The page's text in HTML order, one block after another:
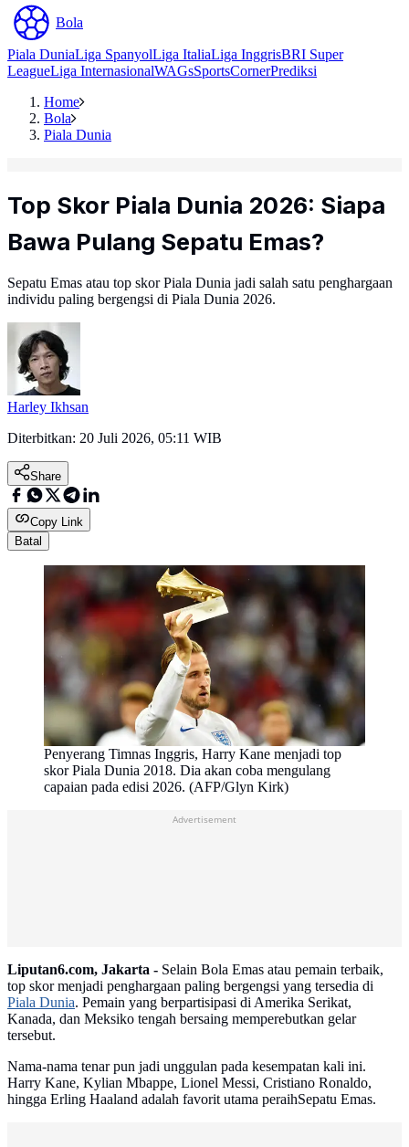
Bola
Piala DuniaLiga SpanyolLiga ItaliaLiga InggrisBRI Super
LeagueLiga InternasionalWAGsSportsCornerPrediksi
Home
Bola
Piala Dunia
Top Skor Piala Dunia 2026: Siapa
Bawa Pulang Sepatu Emas?
Sepatu Emas atau top skor Piala Dunia jadi salah satu penghargaan
individu paling bergengsi di Piala Dunia 2026.
Harley Ikhsan
Diterbitkan: 20 Juli 2026, 05:11 WIB
Share
Copy Link
Batal
Penyerang Timnas Inggris, Harry Kane menjadi top
skor Piala Dunia 2018. Dia akan coba mengulang
capaian pada edisi 2026. (AFP/Glyn Kirk)
Advertisement
Liputan6.com, Jakarta - Selain Bola Emas atau pemain terbaik,
top skor menjadi penghargaan paling bergengsi yang tersedia di
Piala Dunia. Pemain yang berpartisipasi di Amerika Serikat,
Kanada, dan Meksiko tengah bersaing memperebutkan gelar
tersebut.
Nama-nama tenar pun jadi unggulan pada kesempatan kali ini.
Harry Kane, Kylian Mbappe, Lionel Messi, Cristiano Ronaldo,
hingga Erling Haaland adalah favorit utama peraihSepatu Emas.